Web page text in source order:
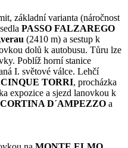
základní varianta (náročnost
PASSO FALZAREGO
(2410 m) a sestup k
dolů k autobusu. Tůru lze
Poblíž horní stanice
I. světové válce. Lehčí
CINQUE TORRI, procházka
expozice a sjezd lanovkou k
CORTINA D´AMPEZZO a